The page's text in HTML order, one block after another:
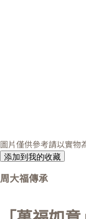
圖片僅供參考請以實物
添加到我的收藏
周大福傳承